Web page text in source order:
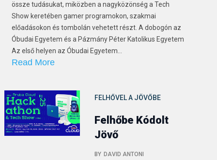
össze tudásukat, miközben a nagyközönség a Tech
Show keretében gamer programokon, szakmai
előadásokon és tombolán vehetett részt. A dobogón az
Óbudai Egyetem és a Pázmány Péter Katolikus Egyetem
Az első helyen az Óbudai Egyetem…
Read More
FELHŐVEL A JÖVŐBE
Felhőbe Kódolt
Jövő
BY DAVID ANTONI